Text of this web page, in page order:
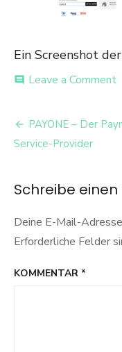
Ein Screenshot
comment Leave a Commenton
Beitrags-
Navigation
PAYONE – Der
Service-Provider
Schreibe
Deine E-Mail-
Erforderliche Felder
KOMMENTAR *